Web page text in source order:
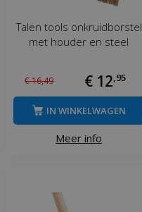
Talen tools onkruidborstel
met houder en steel
€16,49 € 12 95
Meer info
IN WINKELWAGEN